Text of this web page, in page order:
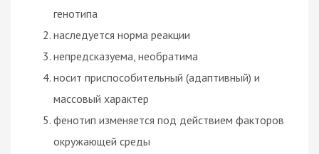
генотипа
наследуется норма реакции
непредсказуема, необратима
носит приспособительный (адаптивный) и
массовый характер
фенотип изменяется под действием факторов
окружающей среды